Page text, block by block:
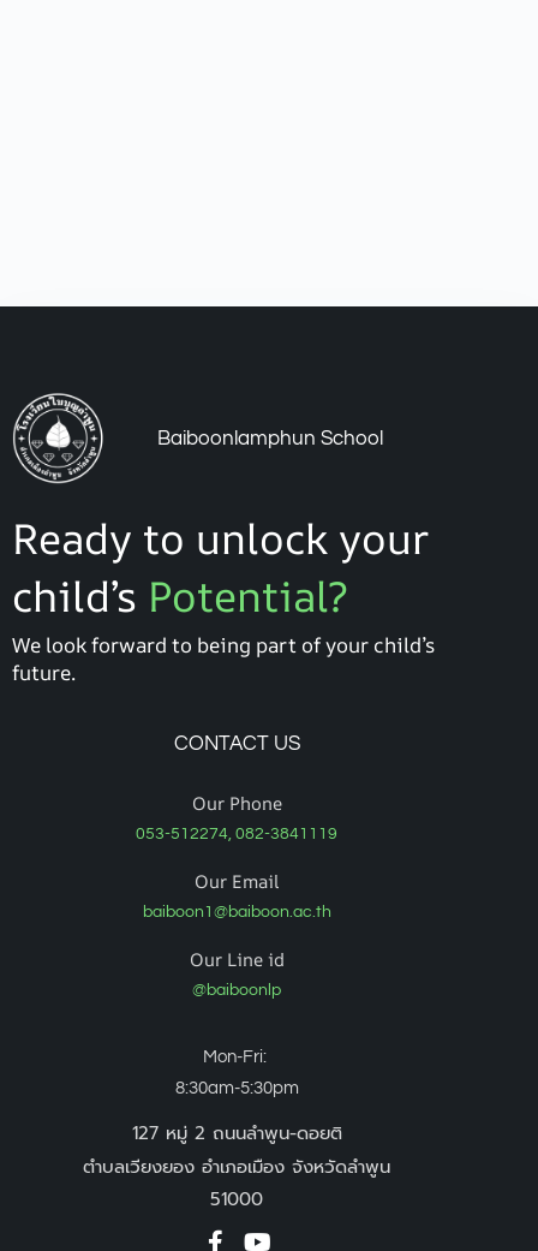
Baiboonlamphun School
Ready to unlock your
child’s Potential?
We look forward to being part of your child’s
future.
CONTACT US
Our Phone
053-512274, 082-3841119
Our Email
baiboon1@baiboon.ac.th
Our Line id
@baiboonlp
Mon-Fri:
8:30am-5:30pm
127 หมู่ 2 ถนนลำพูน-ดอยติ
ตำบลเวียงยอง อำเภอเมือง จังหวัดลำพูน
51000